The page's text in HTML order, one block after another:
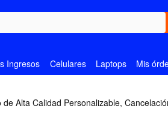
Ingresos Celulares Laptops Mis
Alta Calidad Personalizable,